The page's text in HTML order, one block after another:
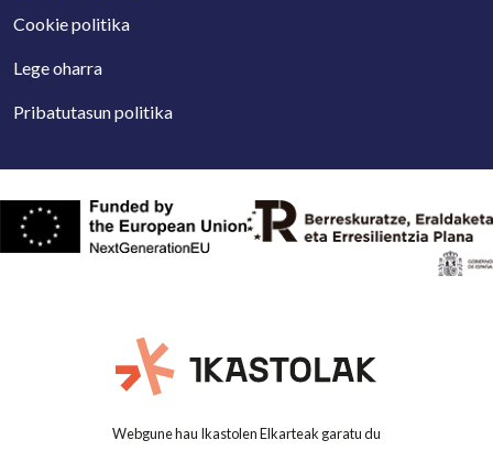
Cookie politika
Lege oharra
Pribatutasun politika
Webgune hau Ikastolen Elkarteak garatu du